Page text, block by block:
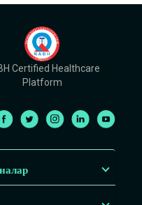
Certified Healthcare
Platform